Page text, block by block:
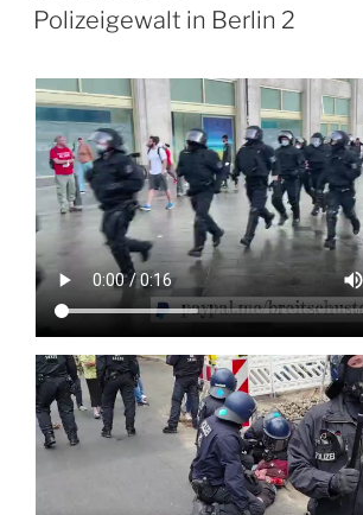
AM
Polizeigewalt in Berlin 2